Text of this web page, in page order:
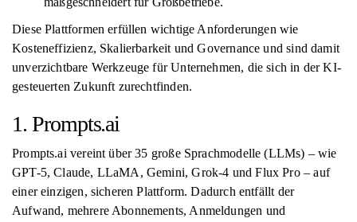
Diese Plattformen erfüllen wichtige Anforderungen wie
Kosteneffizienz, Skalierbarkeit und Governance und sind damit
unverzichtbare Werkzeuge für Unternehmen, die sich in der KI-
gesteuerten Zukunft zurechtfinden.
1. Prompts.ai
Prompts.ai vereint über 35 große Sprachmodelle (LLMs) – wie
GPT-5, Claude, LLaMA, Gemini, Grok-4 und Flux Pro – auf
einer einzigen, sicheren Plattform. Dadurch entfällt der
Aufwand, mehrere Abonnements, Anmeldungen und